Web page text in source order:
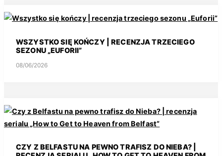
WSZYSTKO SIĘ KOŃCZY | RECENZJA TRZECIEGO
SEZONU „EUFORII”
08/06/2026
CZY Z BELFASTU NA PEWNO TRAFISZ DO NIEBA? |